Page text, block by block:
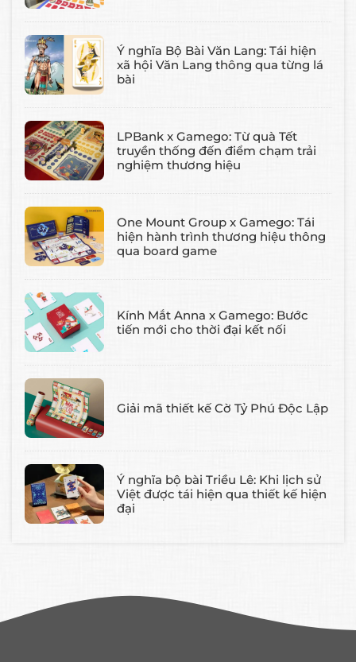
Ý nghĩa Bộ Bài Văn Lang: Tái hiện
xã hội Văn Lang thông qua từng lá
bài
LPBank x Gamego: Từ quà Tết
truyền thống đến điểm chạm trải
nghiệm thương hiệu
One Mount Group x Gamego: Tái
hiện hành trình thương hiệu thông
qua board game
Kính Mắt Anna x Gamego: Bước
tiến mới cho thời đại kết nối
Giải mã thiết kế Cờ Tỷ Phú Độc Lập
Ý nghĩa bộ bài Triều Lê: Khi lịch sử
Việt được tái hiện qua thiết kế hiện
đại